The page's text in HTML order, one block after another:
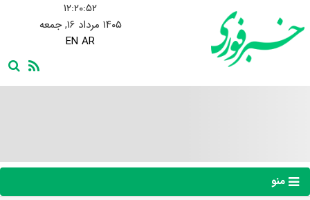
۱۲:۲۰:۵۲
۱۴۰۵ مرداد ۱۶, جمعه
EN AR
منو